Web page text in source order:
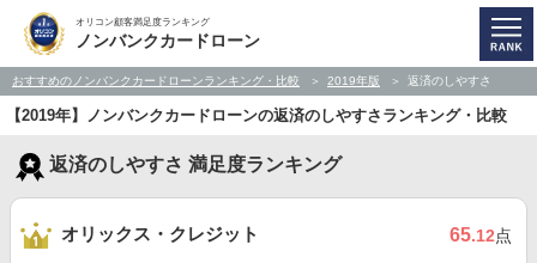
オリコン顧客満足度ランキング
ノンバンクカードローン
おすすめのノンバンクカードローンランキング・比較 2019年版 返済のしやすさ
【2019年】ノンバンクカードローンの返済のしやすさランキング・比較
返済のしやすさ 満足度ランキング
オリックス・クレジット 65.12点